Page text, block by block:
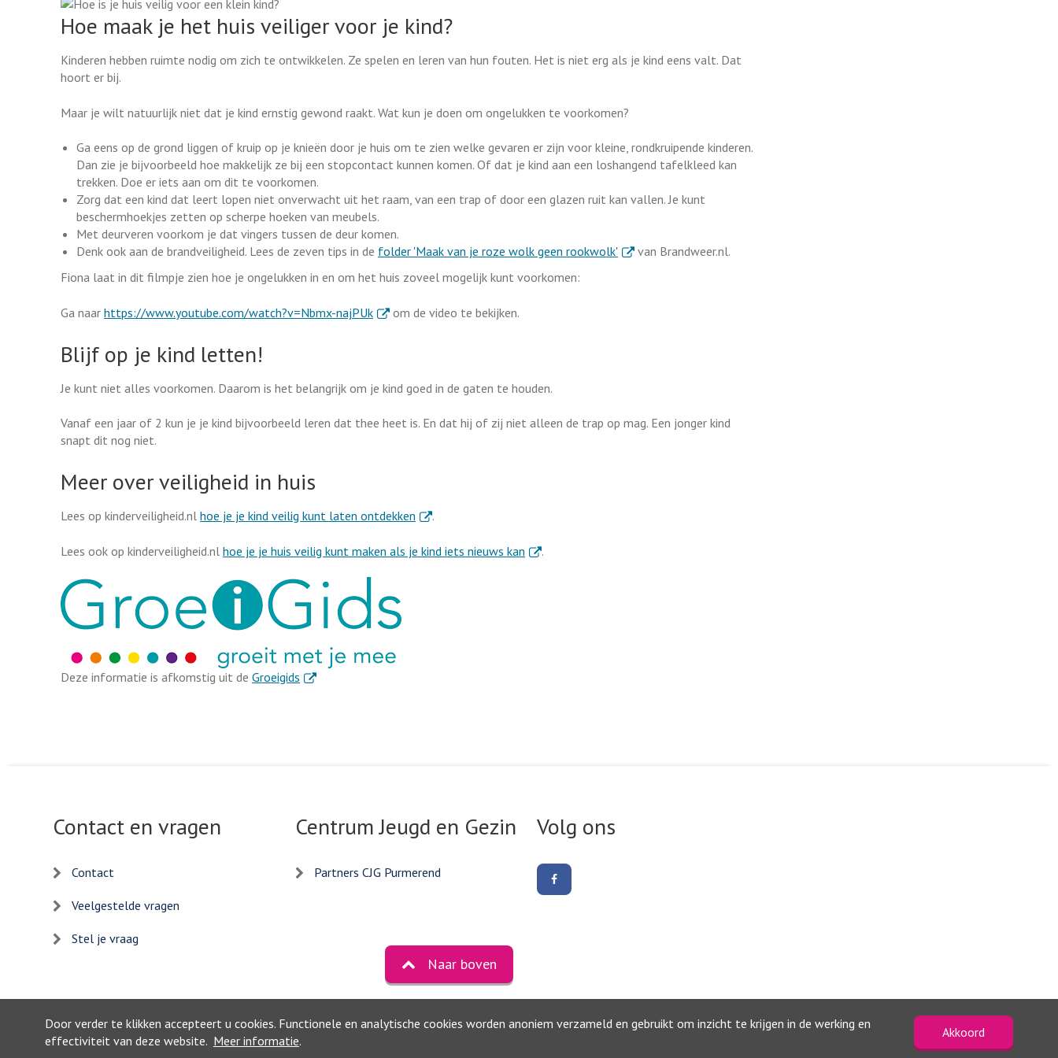
Door verder te klikken accepteert u cookies. Functionele en analytische cookies worden anoniem verzameld en gebruikt om inzicht te krijgen in de werking en
effectiviteit van deze website. Meer informatie.
Akkoord
Hoe maak je het huis veiliger voor je kind?
Kinderen hebben ruimte nodig om zich te ontwikkelen. Ze spelen en leren van hun fouten. Het is niet erg als je kind eens valt. Dat
hoort er bij.
Maar je wilt natuurlijk niet dat je kind ernstig gewond raakt. Wat kun je doen om ongelukken te voorkomen?
Ga eens op de grond liggen of kruip op je knieën door je huis om te zien welke gevaren er zijn voor kleine, rondkruipende kinderen.
Dan zie je bijvoorbeeld hoe makkelijk ze bij een stopcontact kunnen komen. Of dat je kind aan een loshangend tafelkleed kan
trekken. Doe er iets aan om dit te voorkomen.
Zorg dat een kind dat leert lopen niet onverwacht uit het raam, van een trap of door een glazen ruit kan vallen. Je kunt
beschermhoekjes zetten op scherpe hoeken van meubels.
Met deurveren voorkom je dat vingers tussen de deur komen.
Denk ook aan de brandveiligheid. Lees de zeven tips in de folder 'Maak van je roze wolk geen rookwolk'. Externe link
van Brandweer.nl.
Fiona laat in dit filmpje zien hoe je ongelukken in en om het huis zoveel mogelijk kunt voorkomen:
Ga naar https://www.youtube.com/watch?v=Nbmx-najPUk. Externe link
om de video te bekijken.
Blijf op je kind letten!
Je kunt niet alles voorkomen. Daarom is het belangrijk om je kind goed in de gaten te houden.
Vanaf een jaar of 2 kun je je kind bijvoorbeeld leren dat thee heet is. En dat hij of zij niet alleen de trap op mag. Een jonger kind
snapt dit nog niet.
Meer over veiligheid in huis
Lees op kinderveiligheid.nl hoe je je kind veilig kunt laten ontdekken . Externe link
.
Lees ook op kinderveiligheid.nl hoe je je huis veilig kunt maken als je kind iets nieuws kan . Externe link
.
Deze informatie is afkomstig uit de Groeigids . Externe link
Contact en vragen
Contact
Veelgestelde vragen
Stel je vraag
Centrum Jeugd en Gezin
Partners CJG Purmerend
Volg ons
ons
Naar boven
©2026, Gemeente Purmerend
Privacyverklaring